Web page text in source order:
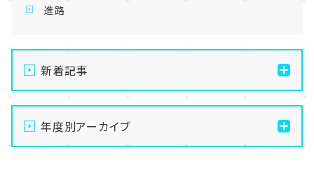
進路
新着記事
【立川】かき氷屋準備の様子......💭
【立川】お台場観光に行ってきました！
年度別アーカイブ